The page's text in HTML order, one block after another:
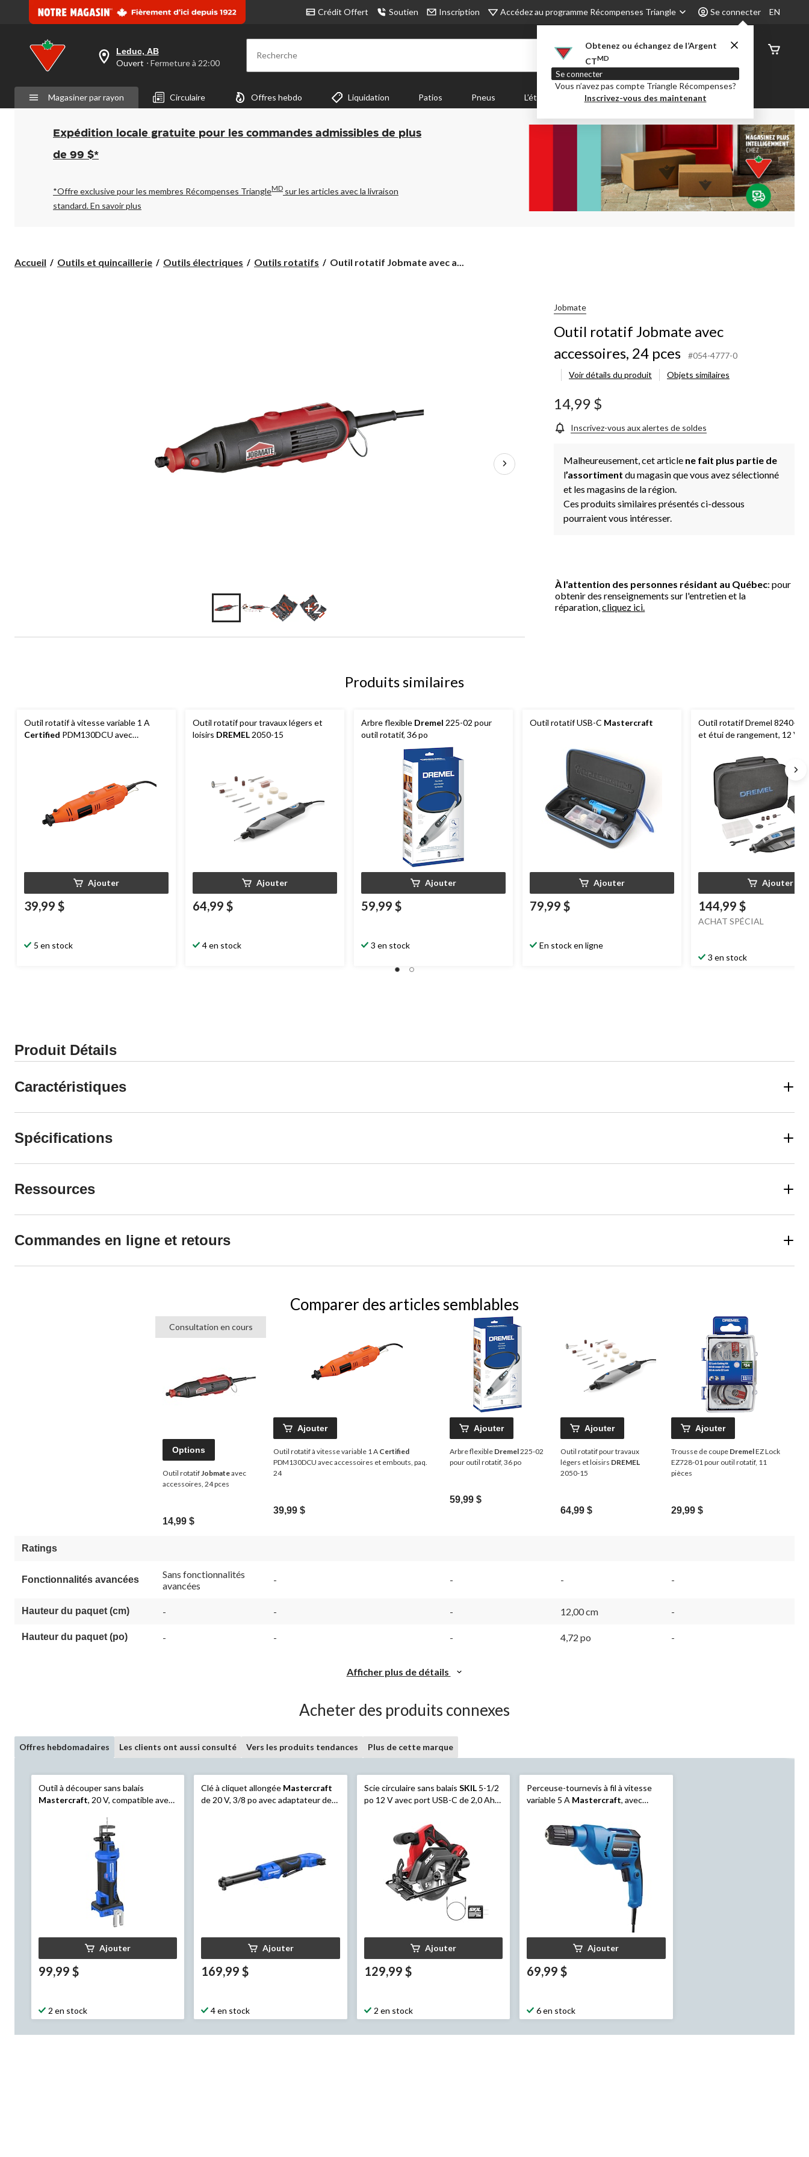
Crédit Offert Soutien Inscription Accédez au programme Récompenses Triangle Se connecter
Obtenez ou échangez de l’Argent
CTMD
Se connecter
Vous n’avez pas compte Triangle Récompenses?
Inscrivez-vous des maintenant
EN
votre
est
Leduc,
AB,
Ouvert,
Fermeture
à
pour
changer
Leduc, AB
Ouvert ⋅ Fermeture à 22:00 Recherche
État de
Magasiner par rayon Circulaire Offres hebdo Liquidation Patios Pneus L’été Party City Centre-auto
Expédition locale gratuite pour les commandes admissibles de plus
de 99 $*
*Offre exclusive pour les membres Récompenses TriangleMD sur les articles avec la livraison
standard.En savoir plus
Accueil Outils et quincaillerie Outils électriques Outils rotatifs
Outil
Outil rotatif Jobmate avec a...
+2
Jobmate
Outil rotatif Jobmate avec
accessoires, 24 pces
#054-4777-0
Voir détails du produit
Objets similaires
14,99 $
Inscrivez-vous aux alertes de soldes
Malheureusement, cet article ne fait plus partie de
l’assortiment du magasin que vous avez sélectionné
et les magasins de la région.
Ces produits similaires présentés ci-dessous
pourraient vous intéresser.
À l'attention des personnes résidant au Québec: pour
obtenir des renseignements sur l'entretien et la
réparation,cliquez ici.
Produits similaires
Outil rotatif à vitesse variable 1 A
Certified PDM130DCU avec
Ajouter
39,99 $
5 en stock
Outil rotatif pour travaux légers et
loisirs DREMEL 2050-15
Ajouter
64,99 $
4 en stock
Arbre flexible Dremel 225-02 pour
outil rotatif, 36 po
Ajouter
59,99 $
3 en stock
Outil rotatif USB-C Mastercraft
Ajouter
79,99 $
En stock en ligne
Outil rotatif Dremel 8240-5,
et étui de rangement, 12 V
Ajouter
144,99 $
ACHAT SPÉCIAL
3 en stock
Produit Détails
Caractéristiques
Spécifications
Ressources
Commandes en ligne et retours
Comparer des articles semblables
Consultation en cours
Options
Outil rotatif Jobmateavec
accessoires, 24 pces
14,99 $
Ajouter
Outil rotatif à vitesse variable 1 A Certified
PDM130DCU avec accessoires et embouts, paq.
24
39,99 $
Ajouter
Arbre flexible Dremel225-02
pour outil rotatif, 36 po
59,99 $
Ajouter
Outil rotatif pour travaux
légers et loisirs DREMEL
2050-15
64,99 $
Ajouter
Trousse de coupe DremelEZ Lock
EZ728-01 pour outil rotatif, 11
pièces
29,99 $
Ratings
Fonctionnalités avancées
Sans fonctionnalités
avancées
- - - -
Hauteur du paquet (cm) - - - 12,00 cm -
Hauteur du paquet (po) - - - 4,72 po -
Afficher plus de détails
Acheter des produits connexes
Offres hebdomadaires Les clients ont aussi consulté Vers les produits tendances Plus de cette marque
Outil à découper sans balais
Mastercraft, 20 V, compatible avec
Ajouter
99,99 $
2 en stock
Clé à cliquet allongée Mastercraft
de 20 V, 3/8 po avec adaptateur de
Ajouter
169,99 $
4 en stock
Scie circulaire sans balais SKIL5-1/2
po 12 V avec port USB-C de 2,0 Ah
Ajouter
129,99 $
2 en stock
Perceuse-tournevis à fil à vitesse
variable 5 A Mastercraft, avec
antidérapante, 3/8 po
Ajouter
69,99 $
6 en stock